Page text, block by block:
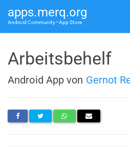
apps.merq.org
Android Community • App Store
Arbeitsbehelf
Android App von Gernot